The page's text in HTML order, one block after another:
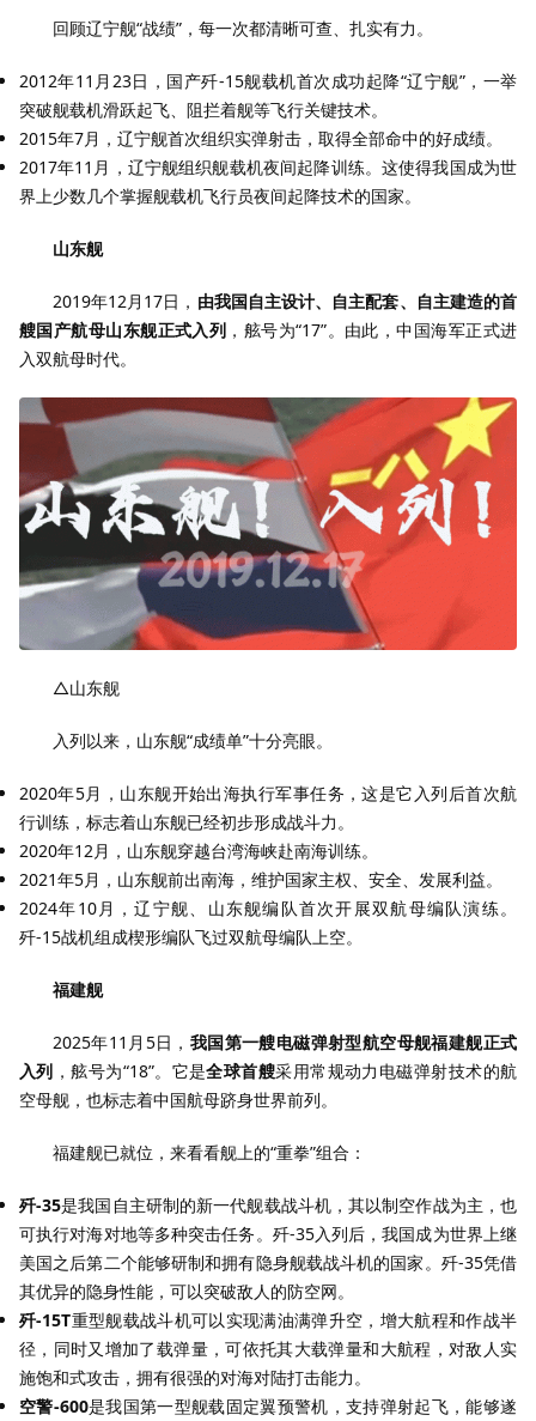
回顾辽宁舰“战绩”，每一次都清晰可查、扎实有力。
2012年11月23日，国产歼-15舰载机首次成功起降“辽宁舰”，一举
突破舰载机滑跃起飞、阻拦着舰等飞行关键技术。
2015年7月，辽宁舰首次组织实弹射击，取得全部命中的好成绩。
2017年11月，辽宁舰组织舰载机夜间起降训练。这使得我国成为世
界上少数几个掌握舰载机飞行员夜间起降技术的国家。
山东舰
2019年12月17日， 由我国自主设计、自主配套、自主建造的首
艘国产航母山东舰正式入列 ，舷号为“17”。由此，中国海军正式进
入双航母时代。
△山东舰
入列以来，山东舰“成绩单”十分亮眼。
2020年5月，山东舰开始出海执行军事任务，这是它入列后首次航
行训练，标志着山东舰已经初步形成战斗力。
2020年12月，山东舰穿越台湾海峡赴南海训练。
2021年5月，山东舰前出南海，维护国家主权、安全、发展利益。
2024年10月，辽宁舰、山东舰编队首次开展双航母编队演练。
歼-15战机组成楔形编队飞过双航母编队上空。
福建舰
2025年11月5日， 我国第一艘电磁弹射型航空母舰福建舰正式
入列 ，舷号为“18”。它是全球首艘采用常规动力电磁弹射技术的航
空母舰，也标志着中国航母跻身世界前列。
福建舰已就位，来看看舰上的“重拳”组合：
歼-35是我国自主研制的新一代舰载战斗机，其以制空作战为主，也
可执行对海对地等多种突击任务。歼-35入列后，我国成为世界上继
美国之后第二个能够研制和拥有隐身舰载战斗机的国家。歼-35凭借
其优异的隐身性能，可以突破敌人的防空网。
歼-15T重型舰载战斗机可以实现满油满弹升空，增大航程和作战半
径，同时又增加了载弹量，可依托其大载弹量和大航程，对敌人实
施饱和式攻击，拥有很强的对海对陆打击能力。
空警-600是我国第一型舰载固定翼预警机，支持弹射起飞，能够遂